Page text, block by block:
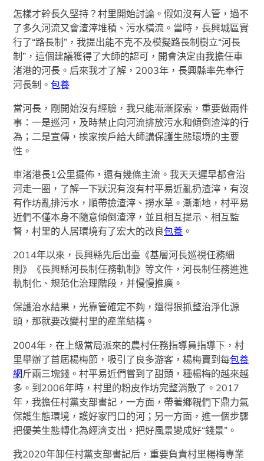
怎樣才幹長久堅持？村里開始討論。假如沒有人管，過不
了多久河流又會渣滓堆積、污水橫流。當時，長興城區實
行了“路長制”，我提出能不克不及模擬路長制樹立“河長
制”，這個建議獲得了大師的認可，開會決定由我擔任車
渚港的河長。后來我才了解，2003年，長興縣率先奉行
河長制。包養
當河長，剛開始沒有經驗，我只能漸漸探索，重要做兩件
事：一是巡河，及時禁止向河流排放污水和傾倒渣滓的行
為；二是宣傳，挨家挨戶給大師講保護生態環境的主要
性。
車渚港長1公里擺佈，還有幾條主流。我天天遲早都會沿
河走一圈，了解一下狀況有沒有村平易近亂扔渣滓，有沒
有作坊亂排污水，順帶撿渣滓、撈水草。漸漸地，村平易
近們不僅本身不隨意傾倒渣滓，並且相互提示、相互監
督，村里的人居環境有了宏大的改良包養 。
2014年以來，長興縣先后出臺《基層河長巡視任務細
則》《長興縣河長制任務軌制》等文件，河長制任務進進
軌制化、規范化治理階段，并慢慢推廣。
保護治水結果，光靠管確定不夠，還得狠抓整治淨化源
頭，那就要改變村里的產業結構。
2004年，在上級當局派來的農村任務指導員指導下，村
里舉辦了首屆楊梅節，吸引了良多游客，楊梅賣到每包養
網斤兩三塊錢。村平易近們嘗到了甜頭，種楊梅的越來越
多。到2006年時，村里的粉皮作坊完整消散了。2017
年，我擔任村黨支部書記，一方面，帶著鄉親們下鼎力氣
保護生態環境，護好家門口的河；另一方面，進一個步驟
把優美生態轉化為經濟支出，把好風景變成好“錢景”。
我2020年卸任村黨支部書記后，重要負責村里楊梅專業